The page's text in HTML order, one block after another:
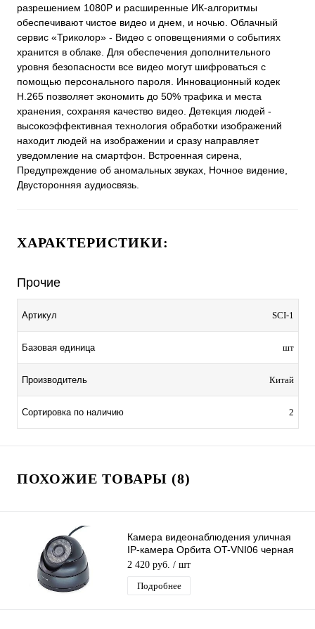
разрешением 1080P и расширенные ИК-алгоритмы
обеспечивают чистое видео и днем, и ночью. Облачный
сервис «Триколор» - Видео с оповещениями о событиях
хранится в облаке. Для обеспечения дополнительного
уровня безопасности все видео могут шифроваться с
помощью персонального пароля. Инновационный кодек
H.265 позволяет экономить до 50% трафика и места
хранения, сохраняя качество видео. Детекция людей -
высокоэффективная технология обработки изображений
находит людей на изображении и сразу направляет
уведомление на смартфон. Встроенная сирена,
Предупреждение об аномальных звуках, Ночное видение,
Двусторонняя аудиосвязь.
ХАРАКТЕРИСТИКИ:
Прочие
Артикул SCI-1
Базовая единица шт
Производитель Китай
Сортировка по наличию 2
ПОХОЖИЕ ТОВАРЫ (8)
Камера видеонаблюдения уличная
IP-камера Орбита OT-VNI06 черная
Lan видеокамера 4 Mpix 3,6мм
металл
2 420 руб. / шт
Подробнее